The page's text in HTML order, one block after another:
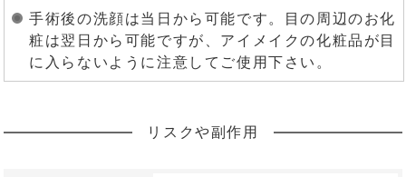
手術後の洗顔は当日から可能です。目の周辺のお化
粧は翌日から可能ですが、アイメイクの化粧品が目
に入らないように注意してご使用下さい。
リスクや副作用